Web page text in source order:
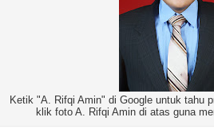
Ketik "A. Rifqi Amin" di Google untuk tahu
klik foto A. Rifqi Amin di atas guna